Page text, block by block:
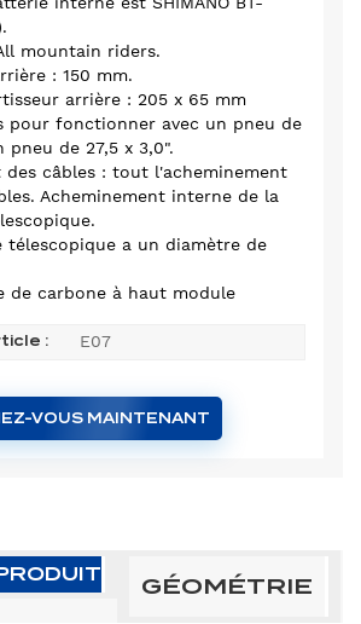
mountain riders.
: 150 mm.
arrière : 205 x 65 mm
pour fonctionner avec un pneu de
pneu de 27,5 x 3,0".
des câbles : tout l'acheminement
Acheminement interne de la
télescopique a un diamètre de
de carbone à haut module
: E07
VOUS MAINTENANT
GÉOMÉTRIE